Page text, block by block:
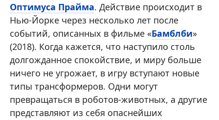
Оптимуса Прайма. Действие происходит в
Нью-Йорке через несколько лет после
событий, описанных в фильме «Бамблби»
(2018). Когда кажется, что наступило столь
долгожданное спокойствие, и миру больше
ничего не угрожает, в игру вступают новые
типы трансформеров. Одни могут
превращаться в роботов-животных, а другие
представляют из себя опаснейших